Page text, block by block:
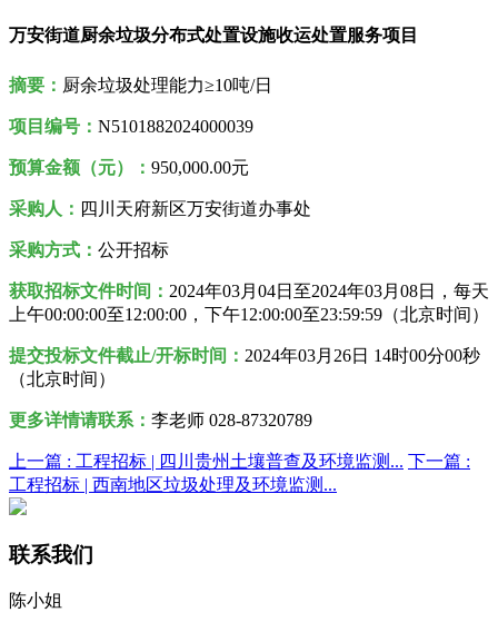
万安街道厨余垃圾分布式处置设施收运处置服务项目
摘要： 厨余垃圾处理能力≥10吨/日
项目编号： N5101882024000039
预算金额（元）： 950,000.00元
采购人 ： 四川天府新区万安街道办事处
采购方式： 公开招标
获取招标文件时间： 2024年03月04日至2024年03月08日，每天
上午00:00:00至12:00:00，下午12:00:00至23:59:59（北京时间）
提交投标文件截止/开标时间： 2024年03月26日 14时00分00秒
（北京时间）
更多详情请联系： 李老师 028-87320789
上一篇 : 工程招标 | 四川贵州土壤普查及环境监测... 下一篇 :
工程招标 | 西南地区垃圾处理及环境监测...
联系我们
陈小姐